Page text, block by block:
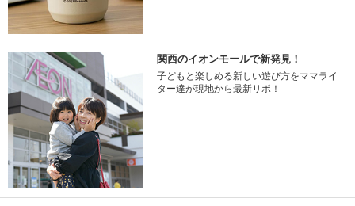
関西のイオンモールで新発見！
子どもと楽しめる新しい遊び方をママライ
ター達が現地から最新リポ！